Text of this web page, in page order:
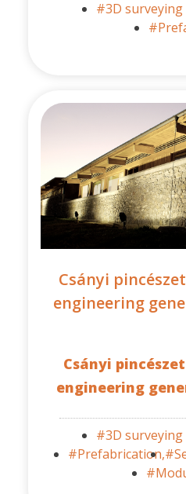
#3D
Csányi
engineering
Csányi
engineering
#3D
#Prefabrication,